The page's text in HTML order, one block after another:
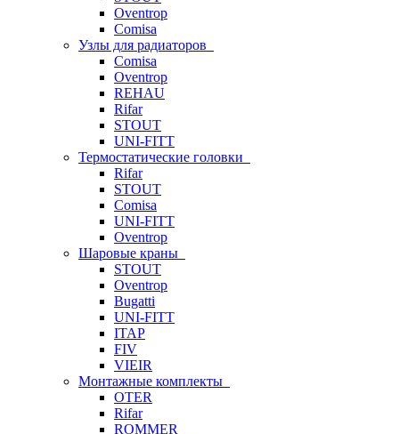
Oventrop
Comisa
Узлы для радиаторов
Comisa
Oventrop
REHAU
Rifar
STOUT
UNI-FITT
Термостатические головки
Rifar
STOUT
Comisa
UNI-FITT
Oventrop
Шаровые краны
STOUT
Oventrop
Bugatti
UNI-FITT
ITAP
FIV
VIEIR
Монтажные комплекты
OTER
Rifar
ROMMER